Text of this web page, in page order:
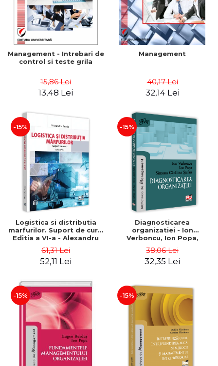
Management - Intrebari de
control si teste grila
15,86 Lei
13,48 Lei
Management
40,17 Lei
32,14 Lei
-15%
Logistica si distributia
marfurilor. Suport de curs.
Editia a VI-a - Alexandru
61,31 Lei
52,11 Lei
-15%
Diagnosticarea
organizatiei - Ion
Verboncu, Ion Popa,
38,06 Lei
32,35 Lei
-15% -15%